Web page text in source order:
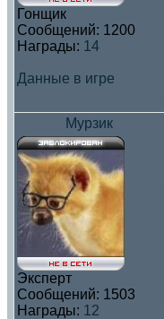
Гонщик
Сообщений: 1200
Награды: 14
Данные в игре
Мурзик
Эксперт
Сообщений: 1503
Награды: 12